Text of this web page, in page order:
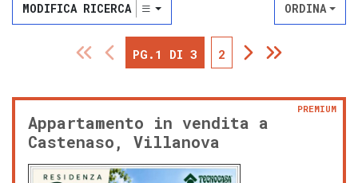
MODIFICA RICERCA ORDINA
PG.1 DI 3 2
Appartamento in vendita a
Castenaso, Villanova
PREMIUM